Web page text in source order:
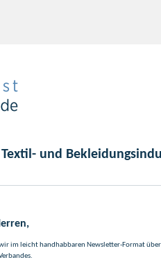
und
im leicht handhabbaren Newsletter-Format über